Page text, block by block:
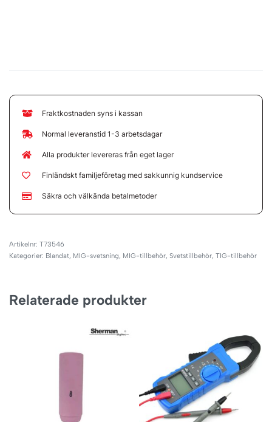
Fraktkostnaden syns i kassan
Normal leveranstid 1-3 arbetsdagar
Alla produkter levereras från eget lager
Finländskt familjeföretag med sakkunnig kundservice
Säkra och välkända betalmetoder
T73546
Kategorier: Blandat, MIG-svetsning, MIG-tillbehör, Svetstillbehör, TIG-tillbehör
Relaterade produkter